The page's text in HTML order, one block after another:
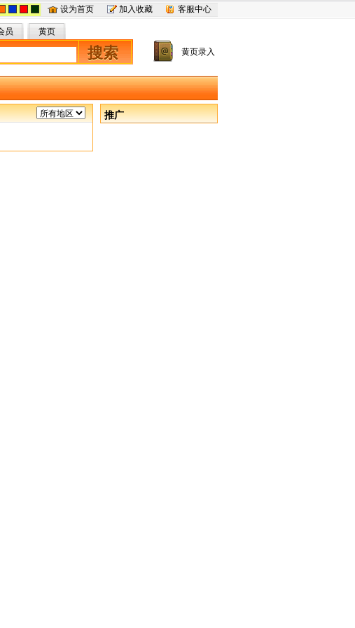
设为首页 加入收藏 客服中心
员 黄页
搜索 黄页录入
推广